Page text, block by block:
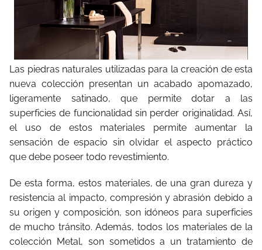
Las piedras naturales utilizadas para la creación de esta
nueva colección presentan un acabado apomazado,
ligeramente satinado, que permite dotar a las
superficies de funcionalidad sin perder originalidad. Así,
el uso de estos materiales permite aumentar la
sensación de espacio sin olvidar el aspecto práctico
que debe poseer todo revestimiento.
De esta forma, estos materiales, de una gran dureza y
resistencia al impacto, compresión y abrasión debido a
su origen y composición, son idóneos para superficies
de mucho tránsito. Además, todos los materiales de la
colección Metal, son sometidos a un tratamiento de